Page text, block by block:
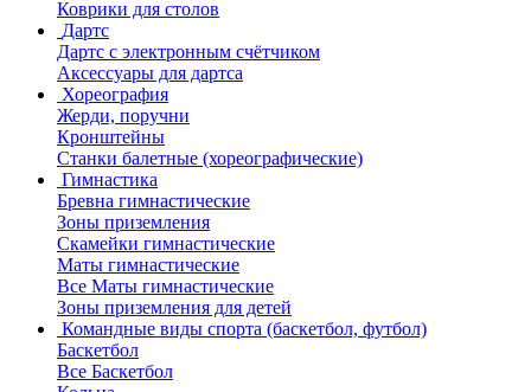
Коврики для столов
Дартс
Дартс с электронным счётчиком
Аксессуары для дартса
Хореография
Жерди, поручни
Кронштейны
Станки балетные (хореографические)
Гимнастика
Бревна гимнастические
Зоны приземления
Скамейки гимнастические
Маты гимнастические
Все Маты гимнастические
Зоны приземления для детей
Командные виды спорта (баскетбол, футбол)
Баскетбол
Все Баскетбол